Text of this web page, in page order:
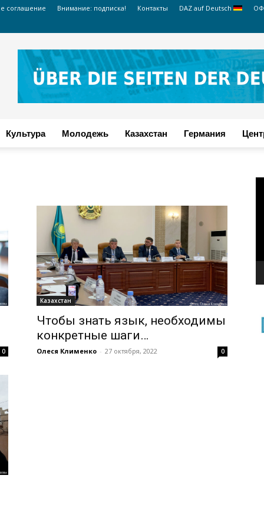
соглашение Внимание: подписка! Контакты DAZ auf Deutsch ОФ
Культура Молодежь Казахстан Германия
0
Казахстан
Чтобы знать язык, необходимы
конкретные шаги…
Олеся Клименко - 27 октября, 2022 0